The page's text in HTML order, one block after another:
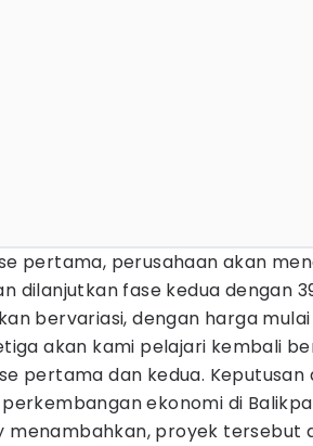
pertama, perusahaan akan
dilanjutkan fase kedua dengan
bervariasi, dengan harga
akan kami pelajari kembali
pertama dan kedua.
ekonomi di
menambahkan, proyek tersebut